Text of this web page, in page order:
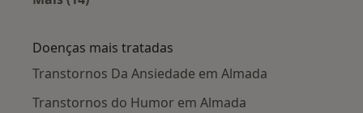
Doenças mais tratadas
Transtornos Da Ansiedade em Almada
Transtornos do Humor em Almada